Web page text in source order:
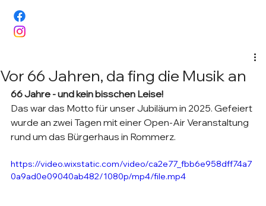
Vor 66 Jahren, da fing die Musik an
66 Jahre - und kein bisschen Leise!
Das war das Motto für unser Jubiläum in 2025. Gefeiert
wurde an zwei Tagen mit einer Open-Air Veranstaltung
rund um das Bürgerhaus in Rommerz.
https://video.wixstatic.com/video/ca2e77_fbb6e958dff74a7
0a9ad0e09040ab482/1080p/mp4/file.mp4